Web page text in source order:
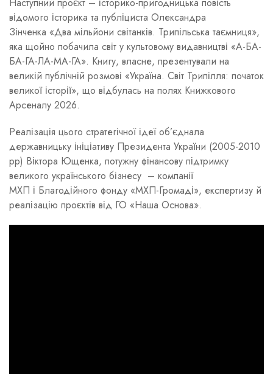
відомого історика та публіциста Олександра
Зінченка «Два мільйони світанків. Трипільська таємниця»,
яка щойно побачила світ у культовому видавництві «А-БА-
БА-ГА-ЛА-МА-ГА». Книгу, власне, презентували на
великій публічній розмові «Україна. Світ Трипілля: початок
великої історії», що відбулась на полях Книжкового
Арсеналу 2026.
Реалізація цього стратегічної ідеї об’єднала
державницьку ініціативу Президента України (2005-2010
рр) Віктора Ющенка, потужну фінансову підтримку
великого українського бізнесу – компанії
МХП і Благодійного фонду «МХП-Громаді», експертизу й
реалізацію проєктів від ГО «Наша Основа».